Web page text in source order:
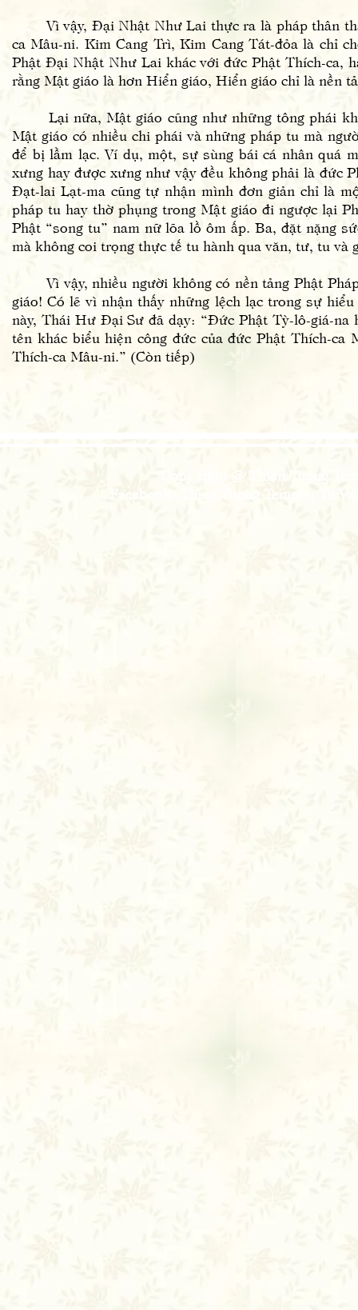
Vì vậy, Đại Nhật Như Lai thực ra là pháp thân
ca Mâu-ni. Kim Cang Trì, Kim Cang Tát-đỏa là chỉ
Phật Đại Nhật Như Lai khác với đức Phật Thích-ca,
rằng Mật giáo là hơn Hiển giáo, Hiển giáo chỉ là nền
Lại nữa, Mật giáo cũng như những tông phái
Mật giáo có nhiều chi phái và những pháp tu mà
để bị lầm lạc. Ví dụ, một, sự sùng bái cá nhân quá
xưng hay được xưng như vậy đều không phải là đức
Đạt-lai Lạt-ma cũng tự nhận mình đơn giản chỉ là
pháp tu hay thờ phụng trong Mật giáo đi ngược lại
Phật “song tu” nam nữ lõa lồ ôm ấp. Ba, đặt nặng
mà không coi trọng thực tế tu hành qua văn, tư, tu và
Vì vậy, nhiều người không có nền tảng Phật
giáo! Có lẽ vì nhận thấy những lệch lạc trong sự
này, Thái Hư Đại Sư đã dạy: “Đức Phật Tỳ-lô-giá-
tên khác biểu hiện công đức của đức Phật Thích-
Thích-ca Mâu-ni.” (Còn tiếp)
Copy right @ Thien Tuong
Facebook: Thien Tuong Temple; Tu